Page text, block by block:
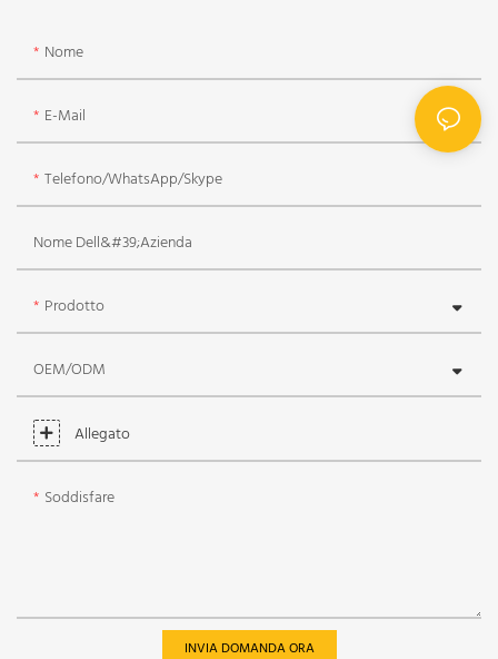
Nome
E-Mail
Telefono/WhatsApp/Skype
Nome Dell&#39;azienda
Prodotto
OEM/ODM
Allegato
Soddisfare
INVIA DOMANDA ORA